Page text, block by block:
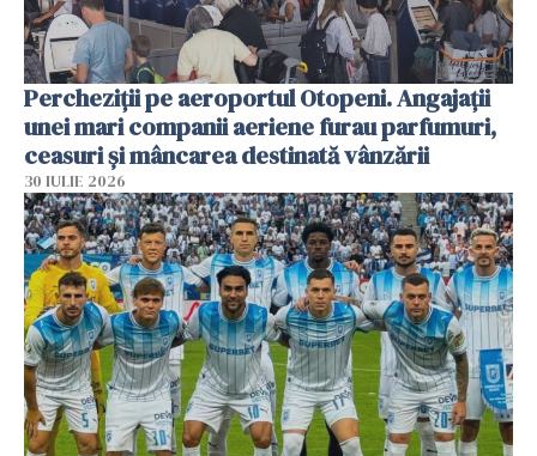
Percheziții pe aeroportul Otopeni. Angajații
unei mari companii aeriene furau parfumuri,
ceasuri și mâncarea destinată vânzării
30 IULIE 2026